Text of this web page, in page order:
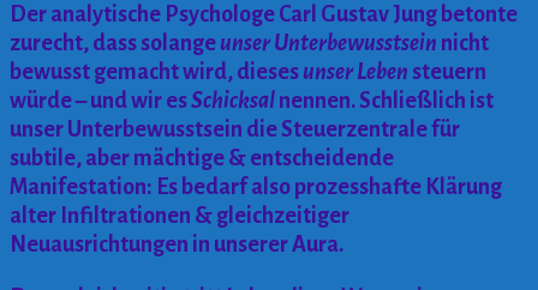
Der analytische Psychologe Carl Gustav Jung betonte
zurecht, dass solange unser Unterbewusstsein nicht
bewusst gemacht wird, dieses unser Leben steuern
würde – und wir esSchicksal nennen.Schließlich ist
unser Unterbewusstsein die Steuerzentrale für
subtile, aber mächtige & entscheidende
Manifestation: Es bedarf also prozesshafte Klärung
alter Infiltrationen & gleichzeitiger
Neuausrichtungen in unserer Aura.